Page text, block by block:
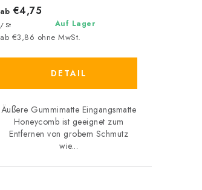
Auf Lager
ab €3,86 ohne MwSt.
ab €4,75
/ St
DETAIL
Äußere Gummimatte Eingangsmatte
Honeycomb ist geeignet zum
Entfernen von grobem Schmutz
wie...